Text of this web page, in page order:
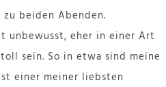
beiden Abenden.
unbewusst, eher in einer Art
sein. So in etwa sind meine
einer meiner liebsten